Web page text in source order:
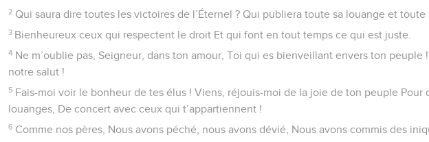
2 Qui saura dire toutes les victoires de l’Éternel ? Qui publiera toute sa louange et toute
3 Bienheureux ceux qui respectent le droit Et qui font en tout temps ce qui est juste.
4 Ne m’oublie pas, Seigneur, dans ton amour, Toi qui es bienveillant envers ton peuple
notre salut !
5 Fais-moi voir le bonheur de tes élus ! Viens, réjouis-moi de la joie de ton peuple Pour
louanges, De concert avec ceux qui t’appartiennent !
6 Comme nos pères, Nous avons péché, nous avons dévié, Nous avons commis des